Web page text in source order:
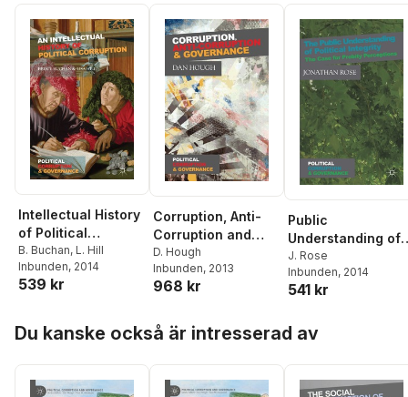
Intellectual History
of Political
Corruption
B. Buchan, L. Hill
Inbunden, 2014
539 kr
Corruption, Anti-
Corruption and
Governance
D. Hough
Inbunden, 2013
968 kr
Public
Understanding of
Political Integrity
J. Rose
Inbunden, 2014
541 kr
Du kanske också är intresserad av